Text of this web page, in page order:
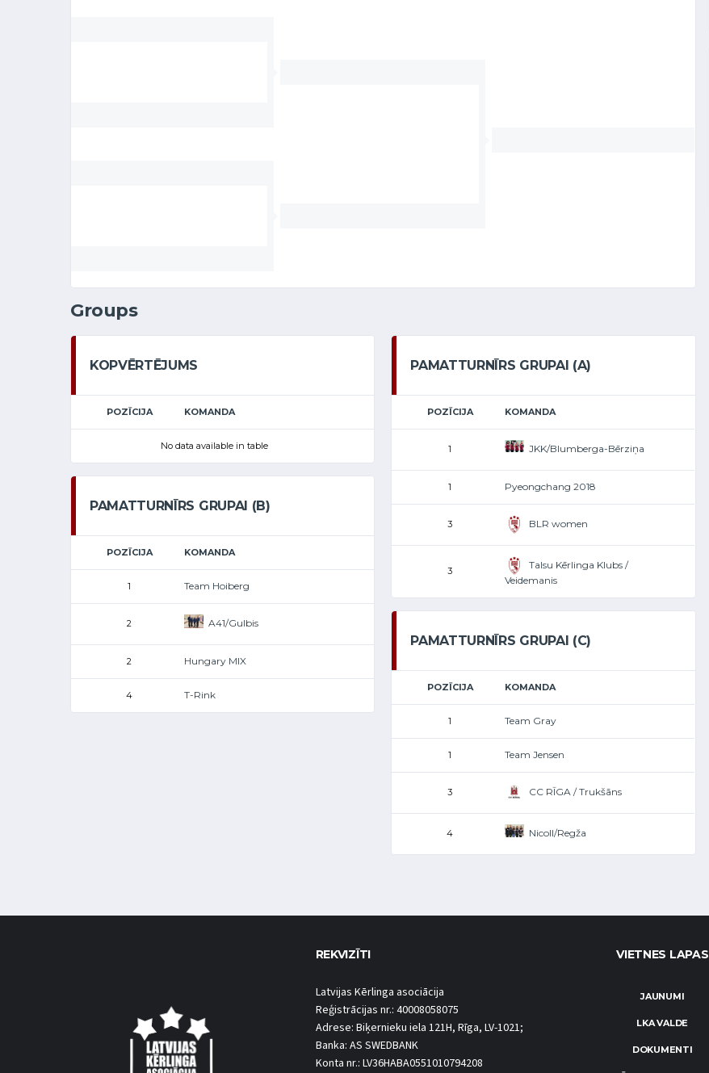
Groups
KOPVĒRTĒJUMS
POZĪCIJA KOMANDA
No data available in table
PAMATTURNĪRS GRUPAI (A)
POZĪCIJA KOMANDA
1 JKK/Blumberga-Bērziņa
1 Pyeongchang 2018
3 BLR women
3
Talsu Kērlinga Klubs /
Veidemanis
PAMATTURNĪRS GRUPAI (B)
POZĪCIJA KOMANDA
1 Team Hoiberg
2 A41/Gulbis
2 Hungary MIX
4 T-Rink
PAMATTURNĪRS GRUPAI (C)
POZĪCIJA KOMANDA
1 Team Gray
1 Team Jensen
3 CC RĪGA / Trukšāns
4 Nicoll/Regža
REKVIZĪTI
Latvijas Kērlinga asociācija
Reģistrācijas nr.: 40008058075
Adrese: Biķernieku iela 121H, Rīga, LV-1021;
Banka: AS SWEDBANK
Konta nr.: LV36HABA0551010794208
VIETNES LAPAS
JAUNUMI
LKA VALDE
DOKUMENTI